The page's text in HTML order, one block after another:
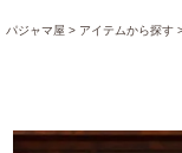
パジャマ屋 アイテムから探す